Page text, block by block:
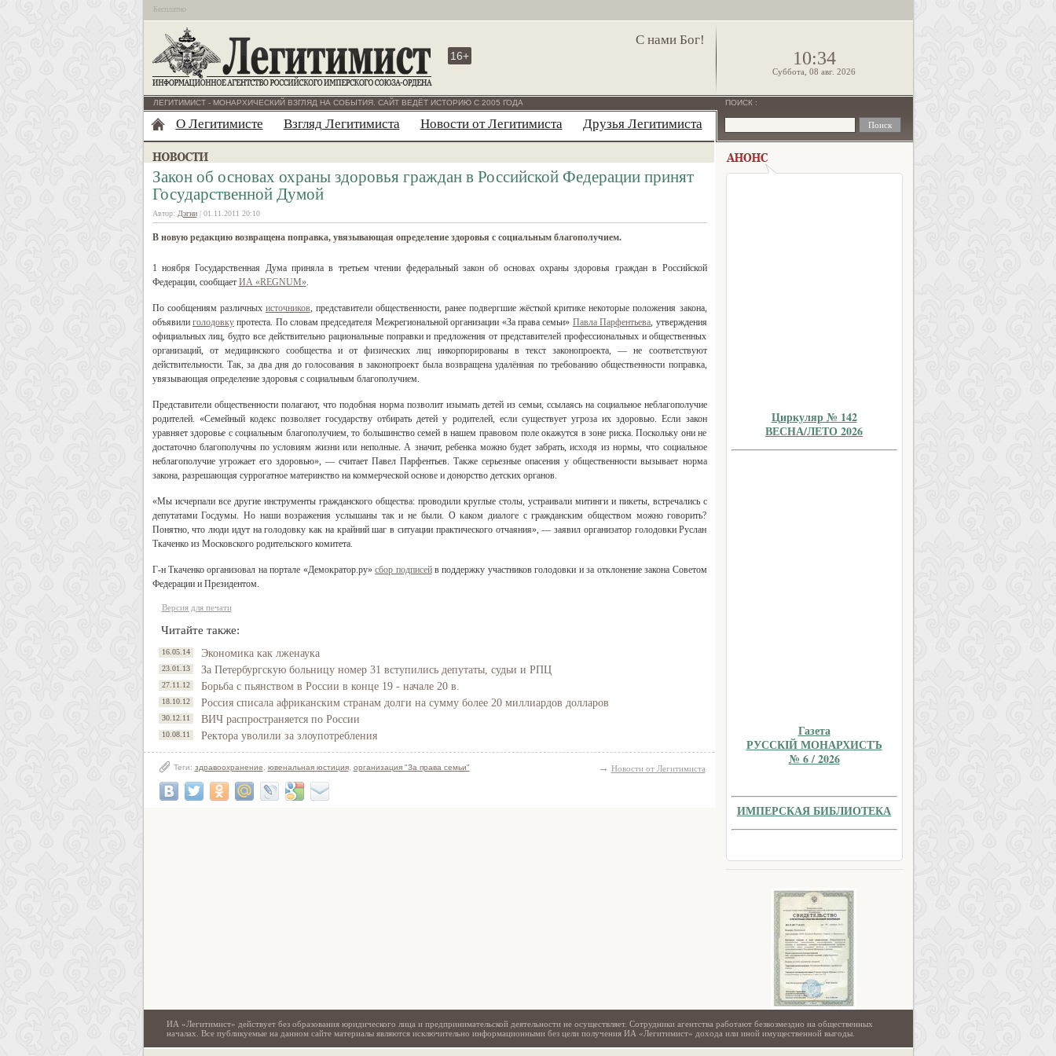
Бесплатно
С нами Бог!
16+ 10:34
Суббота, 08 авг. 2026
ЛЕГИТИМИСТ - МОНАРХИЧЕСКИЙ ВЗГЛЯД НА СОБЫТИЯ. САЙТ ВЕДЁТ ИСТОРИЮ С 2005 ГОДА
О Легитимисте Взгляд Легитимиста Новости от Легитимиста Друзья Легитимиста
Закон об основах охраны здоровья граждан в Российской Федерации принят
Государственной Думой
Автор: Дэгни| 01.11.2011 20:10
В новую редакцию возвращена поправка, увязывающая определение здоровья с социальным благополучием.
1 ноября Государственная Дума приняла в третьем чтении федеральный закон об основах охраны здоровья граждан в Российской
Федерации, сообщает ИА «REGNUM».
По сообщениям различных источников, представители общественности, ранее подвергшие жёсткой критике некоторые положения закона,
объявили голодовкупротеста. По словам председателя Межрегиональной организации «За права семьи» Павла Парфентьева, утверждения
официальных лиц, будто все действительно рациональные поправки и предложения от представителей профессиональных и общественных
организаций, от медицинского сообщества и от физических лиц инкорпорированы в текст законопроекта, — не соответствуют
действительности. Так, за два дня до голосования в законопроект была возвращена удалённая по требованию общественности поправка,
увязывающая определение здоровья с социальным благополучием.
Представители общественности полагают, что подобная норма позволит изымать детей из семьи, ссылаясь на социальное неблагополучие
родителей. «Семейный кодекс позволяет государству отбирать детей у родителей, если существует угроза их здоровью. Если закон
уравняет здоровье с социальным благополучием, то большинство семей в нашем правовом поле окажутся в зоне риска. Поскольку они не
достаточно благополучны по условиям жизни или неполные. А значит, ребенка можно будет забрать, исходя из нормы, что социальное
неблагополучие угрожает его здоровью», — считает Павел Парфентьев. Также серьезные опасения у общественности вызывает норма
закона, разрешающая суррогатное материнство на коммерческой основе и донорство детских органов.
«Мы исчерпали все другие инструменты гражданского общества: проводили круглые столы, устраивали митинги и пикеты, встречались с
депутатами Госдумы. Но наши возражения услышаны так и не были. О каком диалоге с гражданским обществом можно говорить?
Понятно, что люди идут на голодовку как на крайний шаг в ситуации практического отчаяния», — заявил организатор голодовки Руслан
Ткаченко из Московского родительского комитета.
Г-н Ткаченко организовал на портале «Демократор.ру»сбор подписейв поддержку участников голодовки и за отклонение закона Советом
Федерации и Президентом.
Версия для печати
Читайте также:
16.05.14 Экономика как лженаука
23.01.13 За Петербургскую больницу номер 31 вступились депутаты, судьи и РПЦ
27.11.12 Борьба с пьянством в России в конце 19 - начале 20 в.
18.10.12 Россия списала африканским странам долги на сумму более 20 миллиардов долларов
30.12.11 ВИЧ распространяется по России
10.08.11 Ректора уволили за злоупотребления
Теги: здравоохранение ювенальная юстиция, организация "За права семьи" → Новости от Легитимиста
ПОИСК :
Циркуляр № 142
ВЕСНА/ЛЕТО 2026
Газета
РУССКIЙ МОНАРХИСТЪ
№ 6 / 2026
ИМПЕРСКАЯ БИБЛИОТЕКА
ИА «Легитимист» действует без образования юридического лица и предпринимательской деятельности не осуществляет. Сотрудники агентства работают безвозмездно на общественных
началах. Все публикуемые на данном сайте материалы являются исключительно информационными без цели получения ИА «Легитимист» дохода или иной имущественной выгоды.